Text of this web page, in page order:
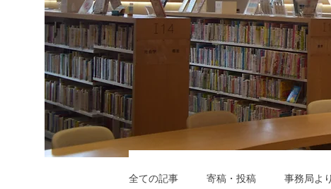
全ての記事 寄稿・投稿 事務局より